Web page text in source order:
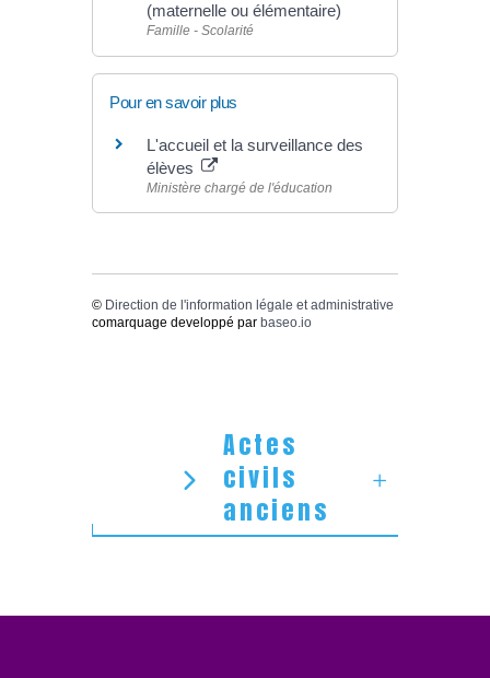
(maternelle ou élémentaire)
Famille - Scolarité
Pour en savoir plus
L'accueil et la surveillance des
élèves
Ministère chargé de l'éducation
© Direction de l'information légale et administrative
comarquage developpé par baseo.io
Actes
civils
anciens